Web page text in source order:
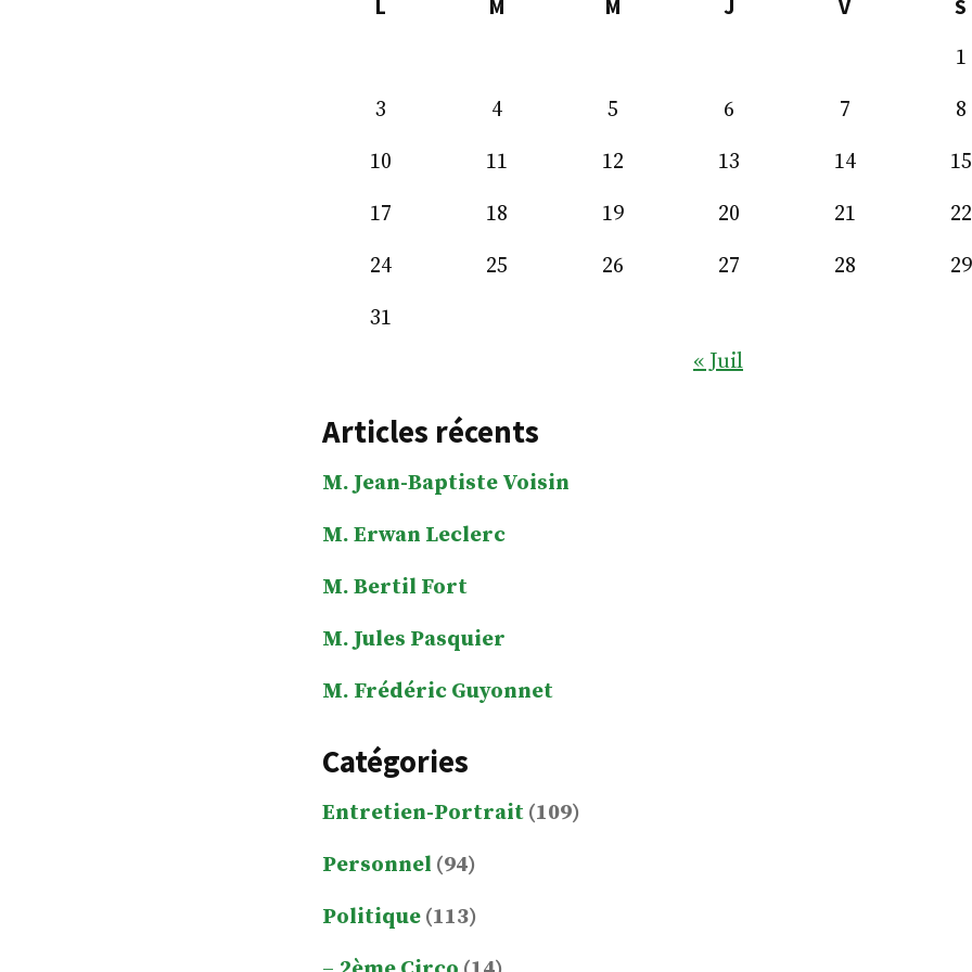
L M M J V
S
1
3
4 5 6 7
8
10
11 12 13 14
15
17
18 19 20 21
22
24
25 26 27 28
29
31
« Juil
Articles récents
M. Jean-Baptiste Voisin
M. Erwan Leclerc
M. Bertil Fort
M. Jules Pasquier
M. Frédéric Guyonnet
Catégories
Entretien-Portrait (109)
Personnel (94)
Politique (113)